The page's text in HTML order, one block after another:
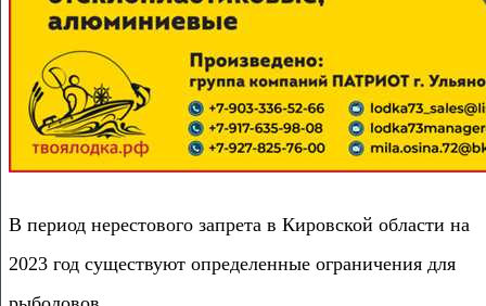
В период нерестового запрета в Кировской области на
2023 год существуют определенные ограничения для